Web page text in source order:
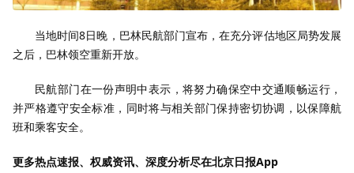
当地时间8日晚，巴林民航部门宣布，在充分评估地区局势发展
之后，巴林领空重新开放。
民航部门在一份声明中表示，将努力确保空中交通顺畅运行，
并严格遵守安全标准，同时将与相关部门保持密切协调，以保障航
班和乘客安全。
更多热点速报、权威资讯、深度分析尽在北京日报App